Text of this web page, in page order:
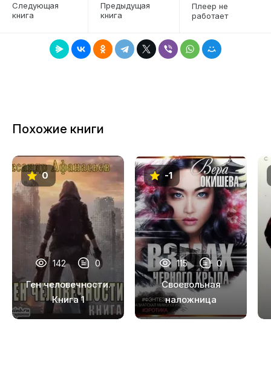
Следующая
книга
Предыдущая
книга
Плеер не
работает
Похожие книги
0
142 0
Ген человечности.
Книга 1
-1
115 0
Своевольная
наложница